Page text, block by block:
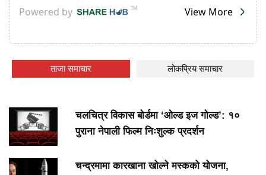
ताजा समाचार लोकप्रिय समाचार
चलचित्र विकास बोर्डमा ‘ओल्ड इज गोल्ड’: १०
पुराना नेपाली फिल्म निःशुल्क प्रदर्शन
चन्द्रमामा कारखाना खोल्ने मस्कको योजना,